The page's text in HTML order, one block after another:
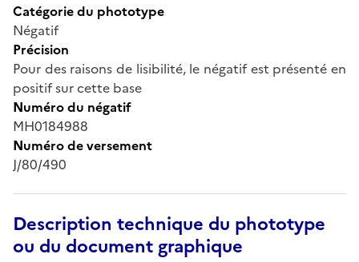
Catégorie du phototype
Négatif
Précision
Pour des raisons de lisibilité, le négatif est présenté en
positif sur cette base
Numéro du négatif
MH0184988
Numéro de versement
J/80/490
Description technique du phototype
ou du document graphique